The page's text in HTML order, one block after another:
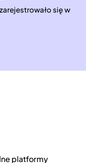
się w
platformy